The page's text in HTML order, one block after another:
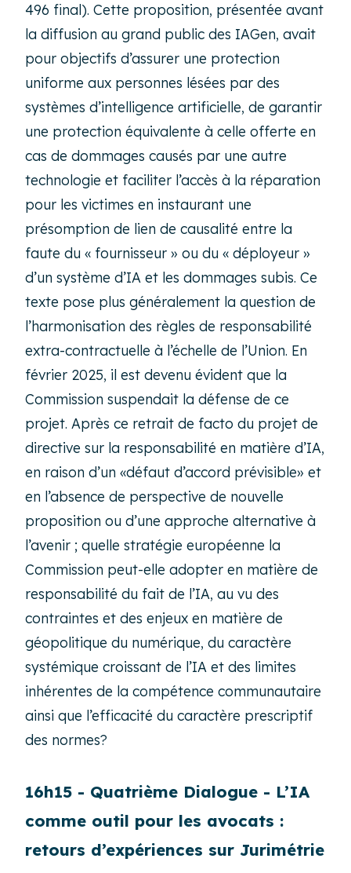
496 final). Cette proposition, présentée avant
la diffusion au grand public des IAGen, avait
pour objectifs d’assurer une protection
uniforme aux personnes lésées par des
systèmes d’intelligence artificielle, de garantir
une protection équivalente à celle offerte en
cas de dommages causés par une autre
technologie et faciliter l’accès à la réparation
pour les victimes en instaurant une
présomption de lien de causalité entre la
faute du « fournisseur » ou du « déployeur »
d’un système d’IA et les dommages subis. Ce
texte pose plus généralement la question de
l’harmonisation des règles de responsabilité
extra-contractuelle à l’échelle de l’Union. En
février 2025, il est devenu évident que la
Commission suspendait la défense de ce
projet. Après ce retrait de facto du projet de
directive sur la responsabilité en matière d’IA,
en raison d’un «défaut d’accord prévisible» et
en l’absence de perspective de nouvelle
proposition ou d’une approche alternative à
l’avenir ; quelle stratégie européenne la
Commission peut-elle adopter en matière de
responsabilité du fait de l’IA, au vu des
contraintes et des enjeux en matière de
géopolitique du numérique, du caractère
systémique croissant de l’IA et des limites
inhérentes de la compétence communautaire
ainsi que l’efficacité du caractère prescriptif
des normes?
16h15 - Quatrième Dialogue - L’IA
comme outil pour les avocats :
retours d’expériences sur Jurimétrie